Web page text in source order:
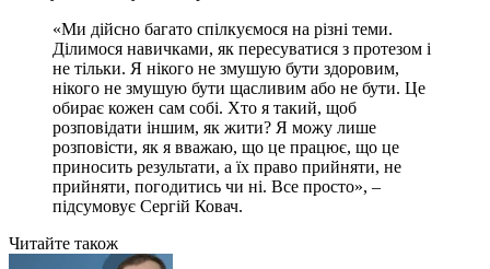
«Ми дійсно багато спілкуємося на різні теми.
Ділимося навичками, як пересуватися з протезом і
не тільки. Я нікого не змушую бути здоровим,
нікого не змушую бути щасливим або не бути. Це
обирає кожен сам собі. Хто я такий, щоб
розповідати іншим, як жити? Я можу лише
розповісти, як я вважаю, що це працює, що це
приносить результати, а їх право прийняти, не
прийняти, погодитись чи ні. Все просто», –
підсумовує Сергій Ковач.
Читайте також